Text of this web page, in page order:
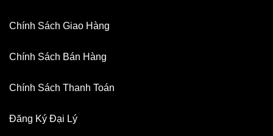
Chính Sách Giao Hàng
Chính Sách Bán Hàng
Chính Sách Thanh Toán
Đăng Ký Đại Lý